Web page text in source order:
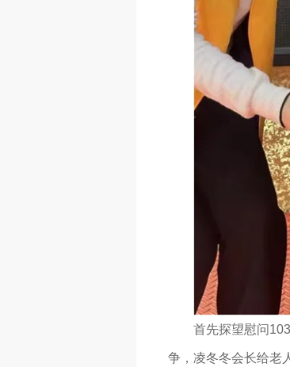
首先探望慰问
争，凌冬冬会长给老